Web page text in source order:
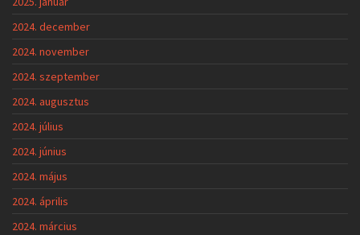
2024. december
2024. november
2024. szeptember
2024. augusztus
2024. július
2024. június
2024. május
2024. április
2024. március